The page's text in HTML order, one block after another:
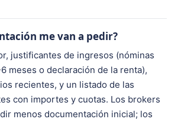
me van a pedir?
justificantes de ingresos (nóminas
meses o declaración de la renta),
recientes, y un listado de las
con importes y cuotas. Los brokers
menos documentación inicial; los